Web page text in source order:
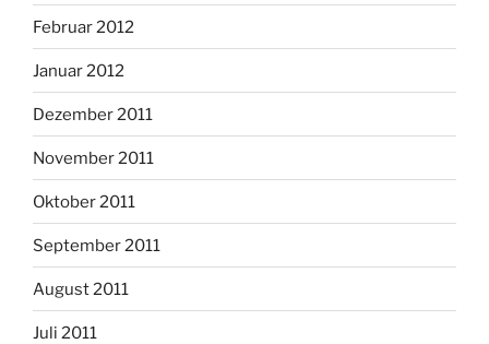
Februar 2012
Januar 2012
Dezember 2011
November 2011
Oktober 2011
September 2011
August 2011
Juli 2011